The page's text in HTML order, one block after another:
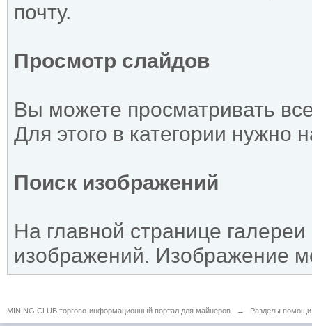
почту.
Просмотр слайдов
Вы можете просматривать
Для этого в категории нужно
Поиск изображений
На главной странице
изображений. Изображение
MINING CLUB торгово-информационный портал для майнеров → Разделы помощи